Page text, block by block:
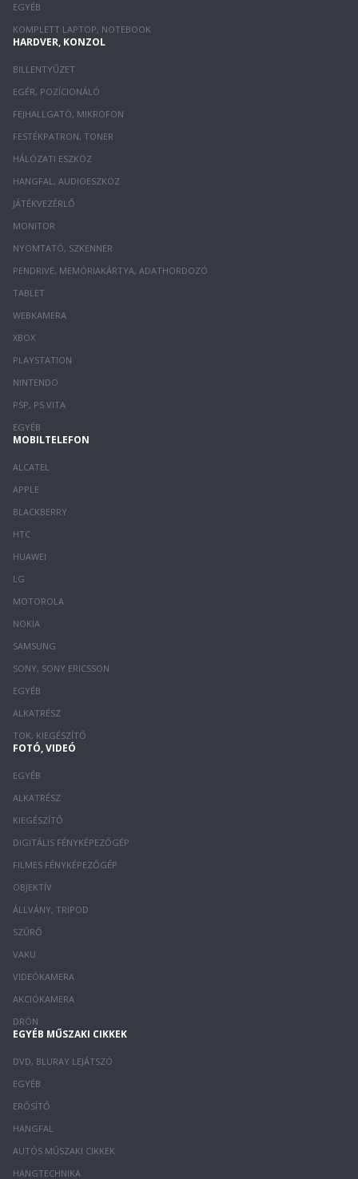
EGYÉB
KOMPLETT LAPTOP, NOTEBOOK
HARDVER, KONZOL
BILLENTYŰZET
EGÉR, POZÍCIONÁLÓ
FEJHALLGATÓ, MIKROFON
FESTÉKPATRON, TONER
HÁLÓZATI ESZKÖZ
HANGFAL, AUDIOESZKÖZ
JÁTÉKVEZÉRLŐ
MONITOR
NYOMTATÓ, SZKENNER
PENDRIVE, MEMÓRIAKÁRTYA, ADATHORDOZÓ
TABLET
WEBKAMERA
XBOX
PLAYSTATION
NINTENDO
PSP, PS VITA
EGYÉB
MOBILTELEFON
ALCATEL
APPLE
BLACKBERRY
HTC
HUAWEI
LG
MOTOROLA
NOKIA
SAMSUNG
SONY, SONY ERICSSON
EGYÉB
ALKATRÉSZ
TOK, KIEGÉSZÍTŐ
FOTÓ, VIDEÓ
EGYÉB
ALKATRÉSZ
KIEGÉSZÍTŐ
DIGITÁLIS FÉNYKÉPEZŐGÉP
FILMES FÉNYKÉPEZŐGÉP
OBJEKTÍV
ÁLLVÁNY, TRIPOD
SZŰRŐ
VAKU
VIDEÓKAMERA
AKCIÓKAMERA
DRÓN
EGYÉB MŰSZAKI CIKKEK
DVD, BLURAY LEJÁTSZÓ
EGYÉB
ERŐSÍTŐ
HANGFAL
AUTÓS MŰSZAKI CIKKEK
HANGTECHNIKA